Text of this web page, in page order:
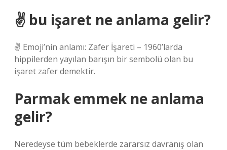
✌ bu işaret ne anlama gelir?
✌️ Emoji’nin anlamı: Zafer İşareti – 1960’larda
hippilerden yayılan barışın bir sembolü olan bu
işaret zafer demektir.
Parmak emmek ne anlama
gelir?
Neredeyse tüm bebeklerde zararsız davranış olan